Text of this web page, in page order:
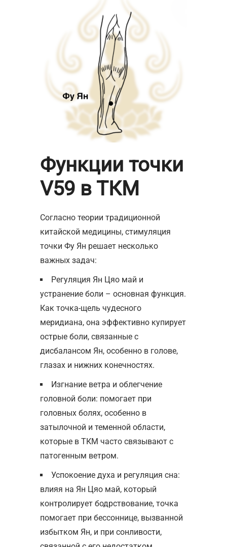
Функции точки
V59 в ТКМ
Согласно теории традиционной
китайской медицины, стимуляция
точки Фу Ян решает несколько
важных задач:
Регуляция Ян Цяо май и
устранение боли – основная функция.
Как точка-щель чудесного
меридиана, она эффективно купирует
острые боли, связанные с
дисбалансом Ян, особенно в голове,
глазах и нижних конечностях.
Изгнание ветра и облегчение
головной боли: помогает при
головных болях, особенно в
затылочной и теменной области,
которые в ТКМ часто связывают с
патогенным ветром.
Успокоение духа и регуляция сна:
влияя на Ян Цяо май, который
контролирует бодрствование, точка
помогает при бессоннице, вызванной
избытком Ян, и при сонливости,